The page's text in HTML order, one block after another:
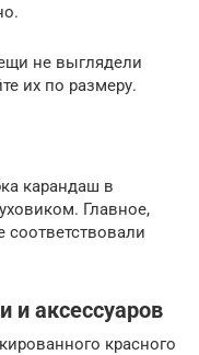
не выглядели
их по размеру.
карандаш в
Главное,
соответствовали
и аксессуаров
красного